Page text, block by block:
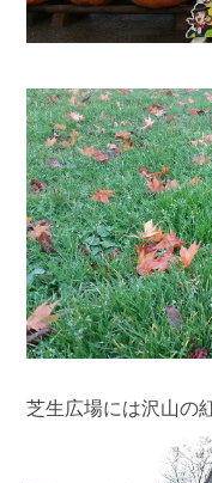
芝生広場には沢山の